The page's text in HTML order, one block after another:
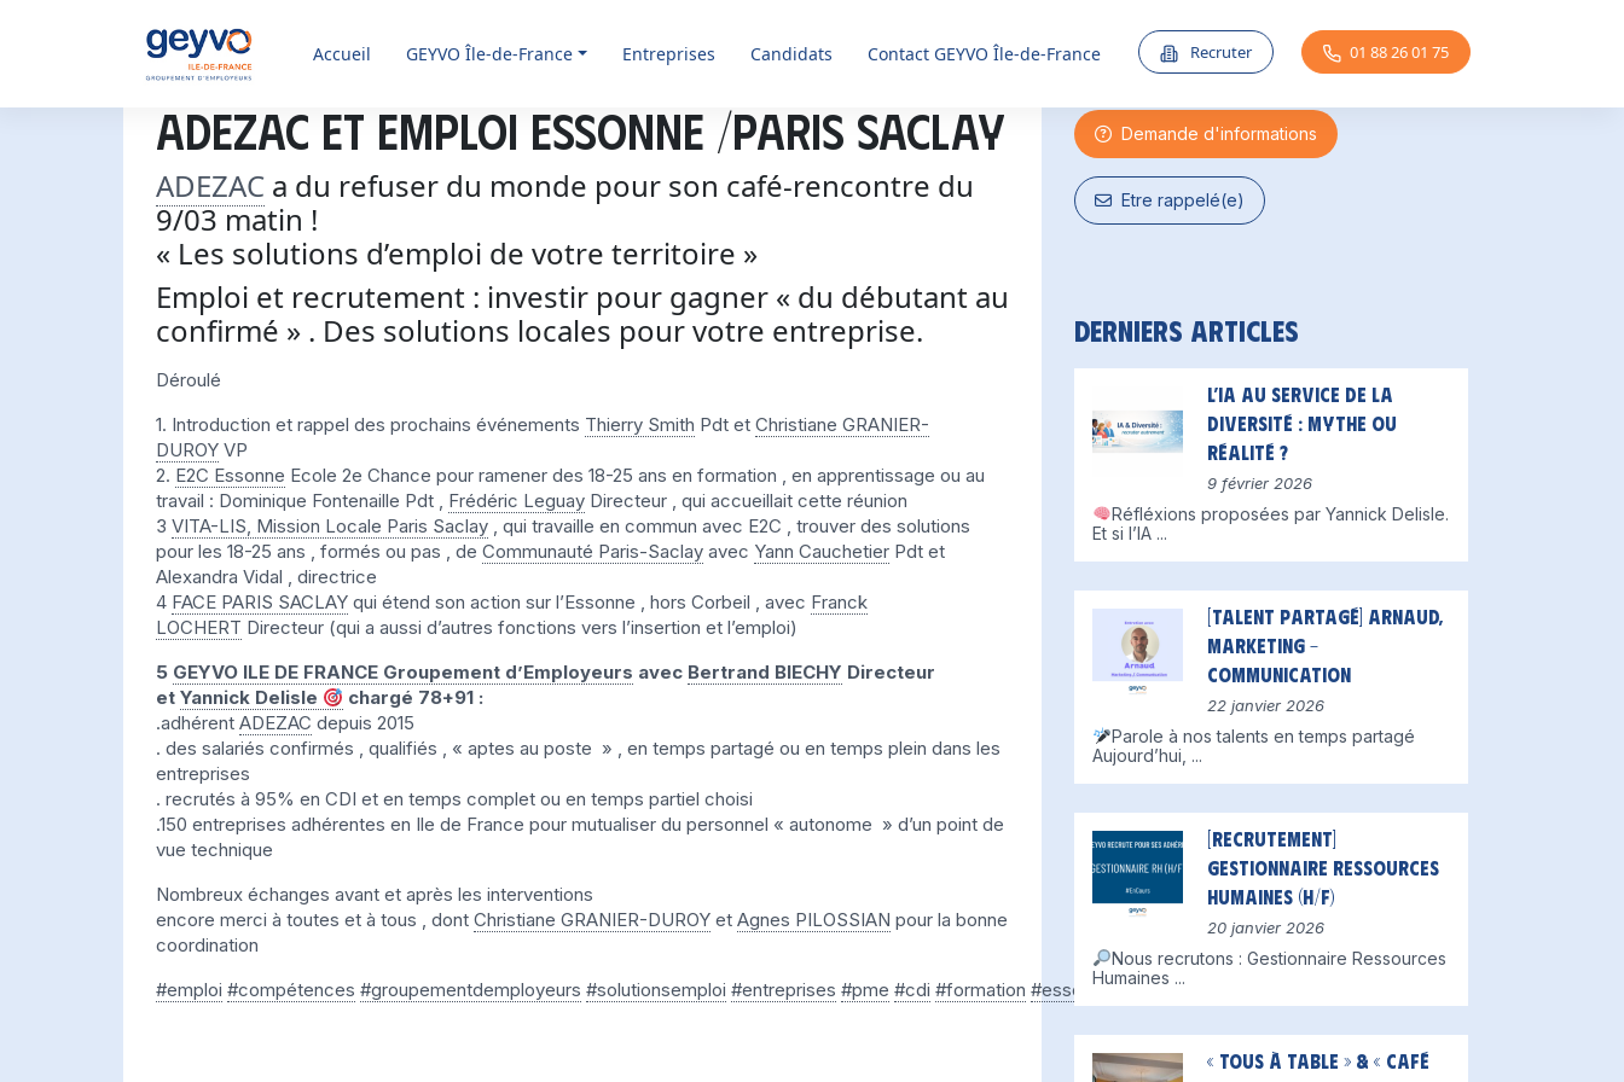
Accueil GEYVOÎle-de-France Entreprises Candidats Contact GEYVO Île-de-France Recruter 01 88 26 01 75
ADEZAC et EMPLOI ESSONNE /PARIS SACLAY
ADEZAC a du refuser du monde pour son café-rencontre du
9/03 matin !
« Les solutions d’emploi de votre territoire »
Emploi et recrutement : investir pour gagner « du débutant au
confirmé » . Des solutions locales pour votre entreprise.
Déroulé
1. Introduction et rappel des prochains événements Thierry Smith Pdt et Christiane GRANIER-
DUROY VP
2. E2C Essonne Ecole 2e Chance pour ramener des 18-25 ans en formation , en apprentissage ou au
travail : Dominique Fontenaille Pdt , Frédéric Leguay Directeur , qui accueillait cette réunion
3 VITA-LIS, Mission Locale Paris Saclay , qui travaille en commun avec E2C , trouver des solutions
pour les 18-25 ans , formés ou pas , de Communauté Paris-Saclay avec Yann Cauchetier Pdt et
Alexandra Vidal , directrice
4 FACE PARIS SACLAY qui étend son action sur l’Essonne , hors Corbeil , avec Franck
LOCHERT Directeur (qui a aussi d’autres fonctions vers l’insertion et l’emploi)
5 GEYVO ILE DE FRANCE Groupement d’Employeurs avec Bertrand BIECHY Directeur
et Yannick Delisle
chargé 78+91 :
.adhérent ADEZAC depuis 2015
. des salariés confirmés , qualifiés , « aptes au poste » , en temps partagé ou en temps plein dans les
entreprises
. recrutés à 95% en CDI et en temps complet ou en temps partiel choisi
.150 entreprises adhérentes en Ile de France pour mutualiser du personnel « autonome » d’un point de
vue technique
Nombreux échanges avant et après les interventions
encore merci à toutes et à tous , dont Christiane GRANIER-DUROY et Agnes PILOSSIAN pour la bonne
coordination
#emploi #compétences #groupementdemployeurs #solutionsemploi #entreprises #pme #cdi #formation #essonne
Une question ?
Demande d'informations
Etre rappelé(e)
Derniers articles
L’IA au service de la
diversité : mythe ou
réalité ?
9 février 2026
Réfléxions proposées par Yannick Delisle.
Et si l’IA ...
[Talent partagé] Arnaud,
Marketing –
Communication
22 janvier 2026
Parole à nos talents en temps partagé
Aujourd’hui, ...
[Recrutement]
Gestionnaire Ressources
Humaines (H/F)
20 janvier 2026
Nous recrutons : Gestionnaire Ressources
Humaines ...
« Tous à table » & « Café